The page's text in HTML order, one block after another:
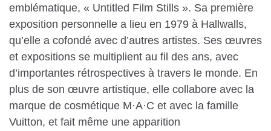
emblématique, « Untitled Film Stills ». Sa première
exposition personnelle a lieu en 1979 à Hallwalls,
qu’elle a cofondé avec d’autres artistes. Ses œuvres
et expositions se multiplient au fil des ans, avec
d’importantes rétrospectives à travers le monde. En
plus de son œuvre artistique, elle collabore avec la
marque de cosmétique M·A·C et avec la famille
Vuitton, et fait même une apparition